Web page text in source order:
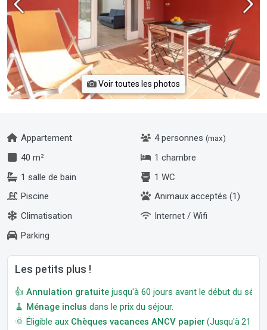
Voir toutes les photos
Appartement 4 personnes (max)
40 m²
1 chambre
1 salle de bain
1 WC
Piscine
Animaux acceptés (1)
Climatisation
Internet / Wifi
Parking
Les petits plus !
👍 Annulation gratuite jusqu'à 60 jours avant le début du
🧹 Ménage inclus dans le prix du séjour.
🌞 Éligible aux Chèques vacances ANCV papier (Jusqu'à 21